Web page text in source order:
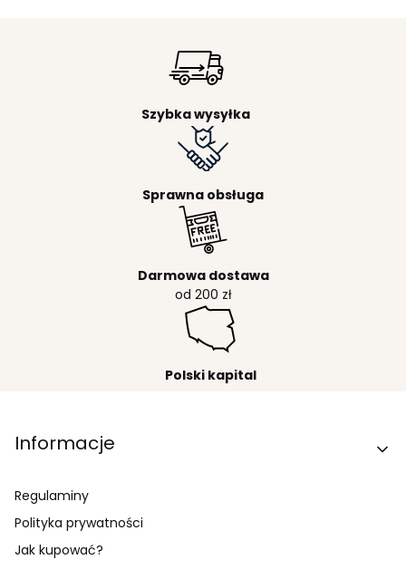
Szybka wysyłka
Sprawna obsługa
Darmowa dostawa
od 200 zł
Polski kapital
Linki w stopce
Informacje
Regulaminy
Polityka prywatności
Jak kupować?